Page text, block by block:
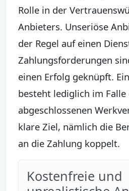
Rolle in der
Anbieters. Unseriöse
der Regel auf einen
Zahlungsforderungen
einen Erfolg geknüpft.
besteht lediglich im Falle
abgeschlossenen
klare Ziel, nämlich die
an die Zahlung koppelt.
Kostenfreie und